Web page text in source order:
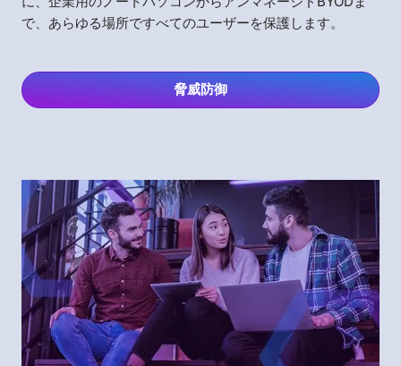
で、あらゆる場所ですべてのユーザーを保護します。
脅威防御